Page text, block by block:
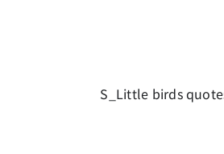
S_Little birds